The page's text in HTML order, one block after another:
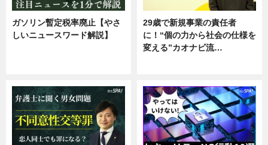
ガソリン暫定税率廃止【やさ
しいニュースワード解説】
29歳で新規事業の責任者
に！“個の力から社会の仕様を
変える”カオナビ流…